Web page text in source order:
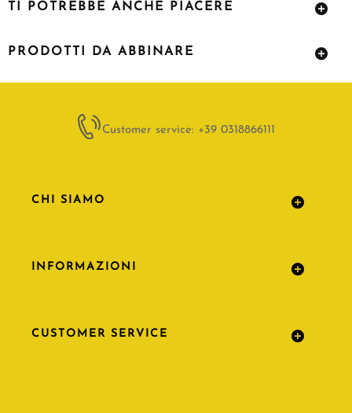
TI POTREBBE ANCHE PIACERE
PRODOTTI DA ABBINARE
Customer service: +39 0318866111
CHI SIAMO
INFORMAZIONI
CUSTOMER SERVICE